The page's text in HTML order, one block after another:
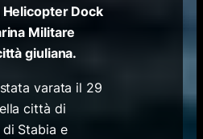
Dock
Militare
giuliana.
varata il 29
città di
Stabia e